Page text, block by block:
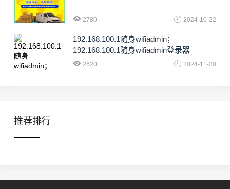
2780 2024-10-22
192.168.100.1随身wifiadmin；
192.168.100.1随身wifiadmin登录器
2620 2024-11-30
推荐排行